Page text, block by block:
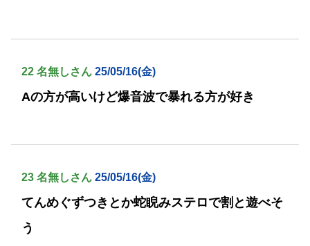
22 名無しさん 25/05/16(金)
Aの方が高いけど爆音波で暴れる方が好き
23 名無しさん 25/05/16(金)
てんめぐずつきとか蛇睨みステロで割と遊べそ
う